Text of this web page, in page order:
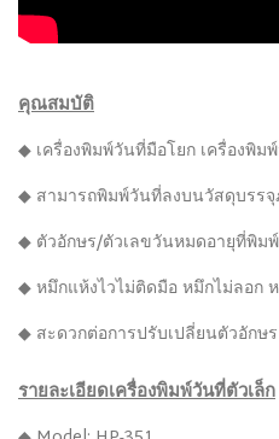
คุณสมบัติ
◆ เครื่องพิมพ์วันที่มือโยก เครื่องพิม
◆ สามารถพิมพ์วันที่ลงบนวัสดุบรร
◆ ตัวอักษร/ตัวเลขวันหมดอายุที่พิม
◆ หมึกแห้งไวไม่ติดมือ หมึกไม่ลอก
◆ สะดวกต่อการปรับเปลี่ยนตัวอักษ
รายละเอียดเครื่องพิมพ์วันที่ตัวเล็ก